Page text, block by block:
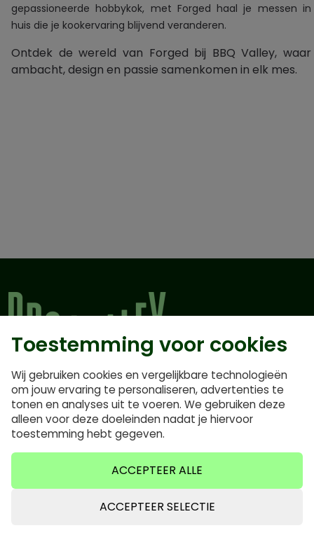
gepassioneerde hobbykok, met Forged haal je messen in
huis die je kookervaring blijvend veranderen.
Ontdek de wereld van Forged bij BBQ Valley, waar
ambacht, design en passie samenkomen in elk mes.
Groethofstraat 54 B
5916 PB Venlo
Netherlands
06 35640921
10:00 – 17:30
Toestemming voor cookies
Wij gebruiken cookies en vergelijkbare technologieën
om jouw ervaring te personaliseren, advertenties te
tonen en analyses uit te voeren. We gebruiken deze
alleen voor deze doeleinden nadat je hiervoor
toestemming hebt gegeven.
ACCEPTEER ALLE
ACCEPTEER SELECTIE